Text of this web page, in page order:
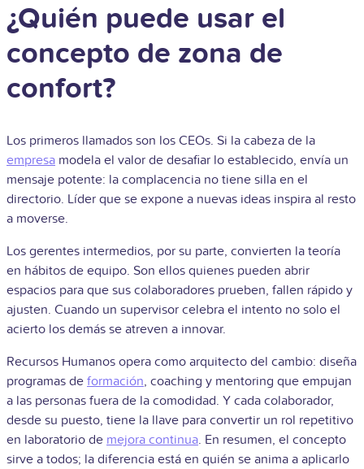
¿Quién puede usar el
concepto de zona de
confort?
Los primeros llamados son los CEOs. Si la cabeza de la
empresa modela el valor de desafiar lo establecido, envía un
mensaje potente: la complacencia no tiene silla en el
directorio. Líder que se expone a nuevas ideas inspira al resto
a moverse.
Los gerentes intermedios, por su parte, convierten la teoría
en hábitos de equipo. Son ellos quienes pueden abrir
espacios para que sus colaboradores prueben, fallen rápido y
ajusten. Cuando un supervisor celebra el intento no solo el
acierto los demás se atreven a innovar.
Recursos Humanos opera como arquitecto del cambio: diseña
programas de formación, coaching y mentoring que empujan
a las personas fuera de la comodidad. Y cada colaborador,
desde su puesto, tiene la llave para convertir un rol repetitivo
en laboratorio de mejora continua. En resumen, el concepto
sirve a todos; la diferencia está en quién se anima a aplicarlo